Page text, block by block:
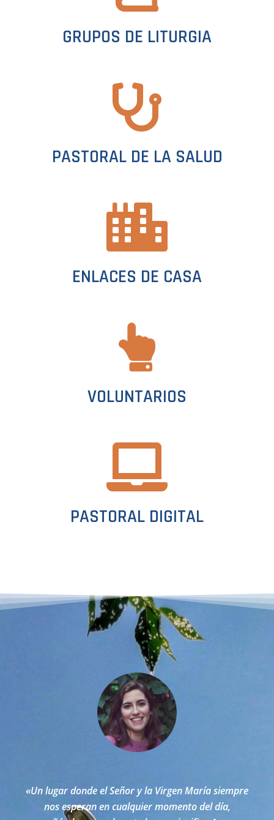
GRUPOS DE LITURGIA
PASTORAL DE LA SALUD
ENLACES DE CASA
VOLUNTARIOS
PASTORAL DIGITAL
«Un lugar donde el Señor y la Virgen María siempre
nos esperan en cualquier momento del día,